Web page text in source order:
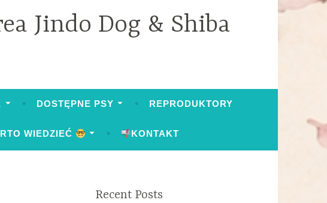
Jindo Dog & Shiba
DOSTĘPNE PSY REPRODUKTORY
WIEDZIEĆ KONTAKT
Recent Posts